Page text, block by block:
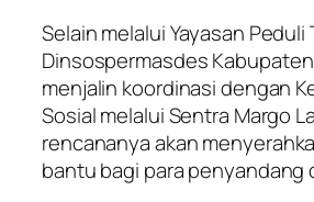
Selain melalui Yayasan Peduli
Dinsospermasdes
menjalin koordinasi dengan
Sosial melalui Sentra Margo
rencananya akan
bantu bagi para penyandang